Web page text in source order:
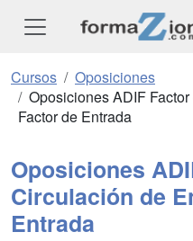
Cursos
Oposiciones
Oposiciones ADIF
Factor de Entrada
Oposiciones
Circulación de
Entrada